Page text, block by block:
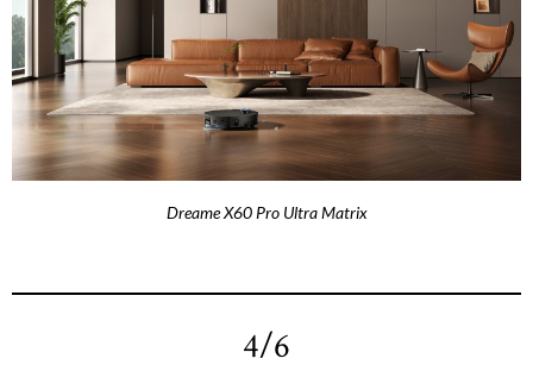
Dreame X60 Pro Ultra Matrix
4/6